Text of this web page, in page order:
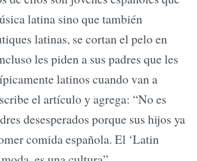
latina sino que también
latinas, se cortan el pelo en
les piden a sus padres que les
latinos cuando van a
el artículo y agrega: “No es
desesperados porque sus hijos ya
comida española. El ‘Latin